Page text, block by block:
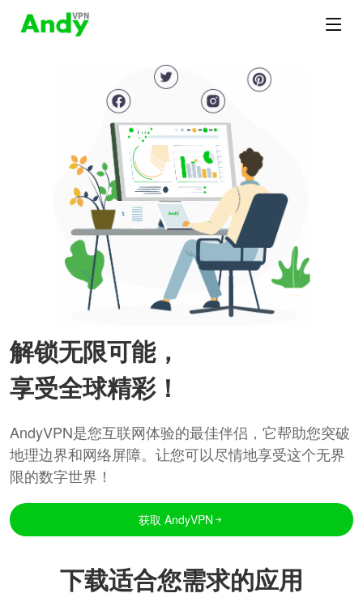
解锁无限可能，
享受全球精彩！
AndyVPN是您互联网体验的最佳伴侣，它帮助您突破
地理边界和网络屏障。让您可以尽情地享受这个无界
限的数字世界！
获取 AndyVPN
下载适合您需求的应用